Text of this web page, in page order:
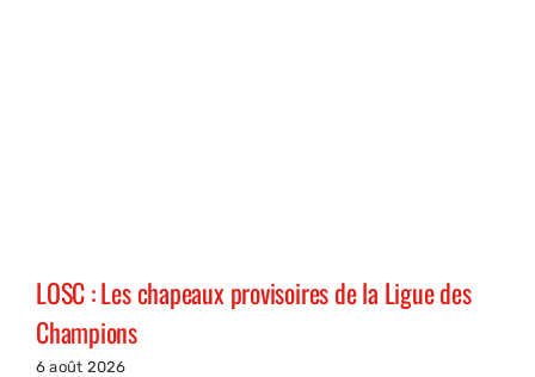
LOSC : Les chapeaux provisoires de la Ligue des
Champions
6 août 2026